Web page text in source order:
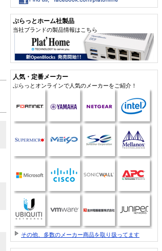
ぷらっとホーム社製品
当社ブランドの製品情報はこちら
人気・定番メーカー
ぷらっとオンラインで人気のメーカーをご紹介！
その他、多数のメーカー商品を取り扱ってます